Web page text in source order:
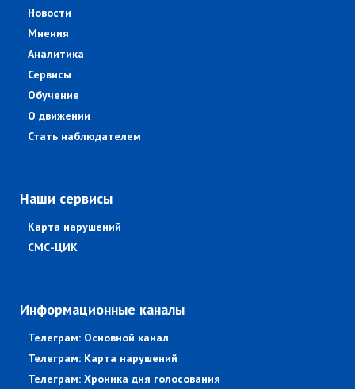
Новости
Мнения
Аналитика
Сервисы
Обучение
О движении
Стать наблюдателем
Наши сервисы
Карта нарушений
СМС-ЦИК
Информационные каналы
Телеграм: Основной канал
Телеграм: Карта нарушений
Телеграм: Хроника дня голосования